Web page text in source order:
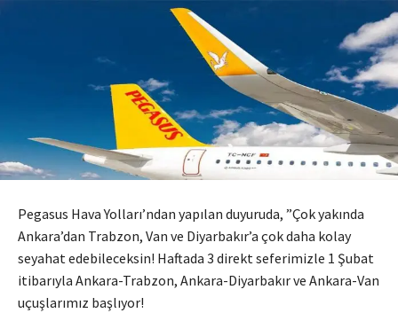
Pegasus Hava Yolları’ndan yapılan duyuruda, ”Çok yakında
Ankara’dan Trabzon, Van ve Diyarbakır’a çok daha kolay
seyahat edebileceksin! Haftada 3 direkt seferimizle 1 Şubat
itibarıyla Ankara-Trabzon, Ankara-Diyarbakır ve Ankara-Van
uçuşlarımız başlıyor!